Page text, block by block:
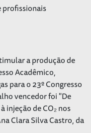
profissionais
a produção de
Acadêmico,
para o 23º Congresso
vencedor foi"De
injeção de CO₂nos
Clara Silva Castro, da